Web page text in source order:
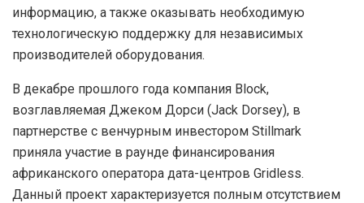
информацию, а также оказывать необходимую
технологическую поддержку для независимых
производителей оборудования.
В декабре прошлого года компания Block,
возглавляемая Джеком Дорси (Jack Dorsey), в
партнерстве с венчурным инвестором Stillmark
приняла участие в раунде финансирования
африканского оператора дата-центров Gridless.
Данный проект характеризуется полным отсутствием